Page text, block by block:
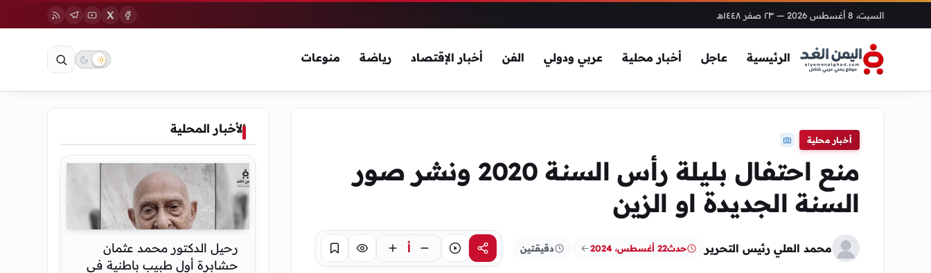
السبت، 8 أغسطس 2026 — ٢٣ صفر ١٤٤٨هـ
الرئيسية عاجل أخبار محلية عربي ودولي الفن أخبار الإقتصاد رياضة منوعات
أخبار محلية
منع احتفال بليلة رأس السنة 2020 ونشر صور
السنة الجديدة او الزين
محمد العلي رئيس التحرير حدث22 أغسطس، 2024 دقيقتين مشاركةاستماع أ تركيز حفظ
الأخبار المحلية
رحيل الدكتور محمد عثمان
حشابرة أول طبيب باطنية في